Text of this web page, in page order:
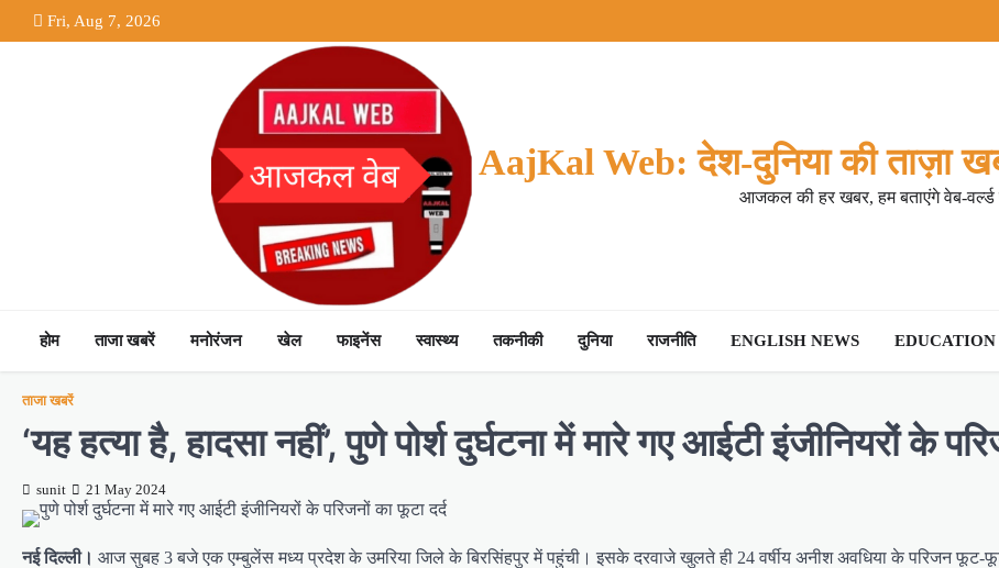
Fri, Aug 7, 2026
AajKal Web: देश-दुनिया की ताज़ा
आजकल की हर खबर, हम बताएंगे वेब-वर्ल्ड
होम ताजा खबरें मनोरंजन खेल फाइनेंस स्वास्थ्य तकनीकी दुनिया राजनीति ENGLISH NEWS EDUCATION
ताजा खबरें
‘यह हत्या है, हादसा नहीं’, पुणे पोर्श दुर्घटना में मारे गए आईटी इंजीनियरों के
sunit 21 May 2024
नई दिल्ली। आज सुबह 3 बजे एक एम्बुलेंस मध्य प्रदेश के उमरिया जिले के बिरसिंहपुर में पहुंची। इसके दरवाजे खुलते ही 24 वर्षीय अनीश अवधिया के परिजन फूट-